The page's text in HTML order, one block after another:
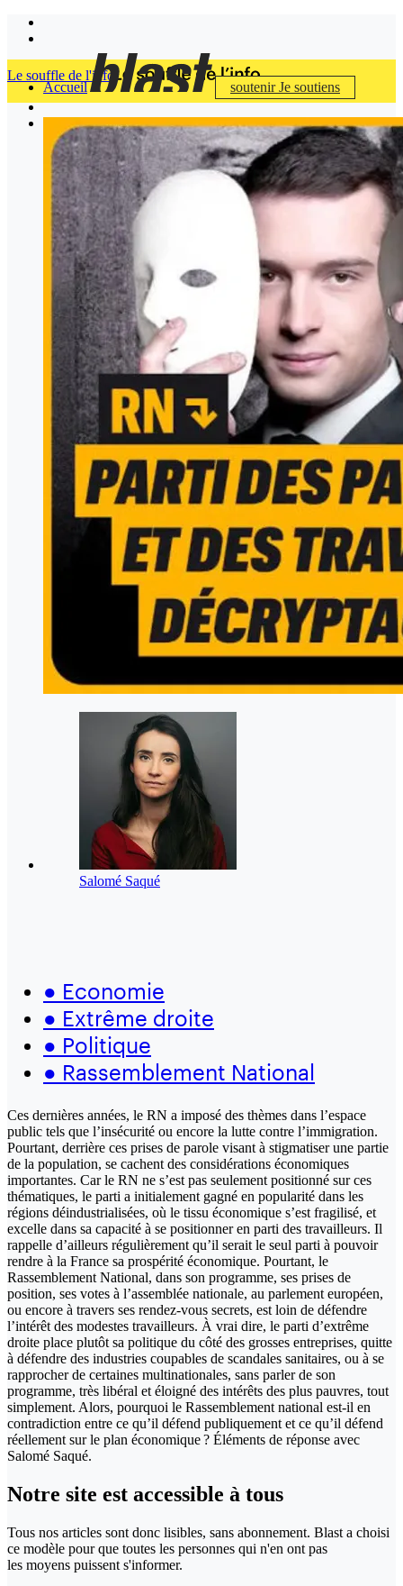
Accueil soutenirJe soutiens
Le souffle de l'info
Salomé Saqué
● Economie
● Extrême droite
● Politique
● Rassemblement National
Ces dernières années, le RN a imposé des thèmes dans l’espace
public tels que l’insécurité ou encore la lutte contre l’immigration.
Pourtant, derrière ces prises de parole visant à stigmatiser une partie
de la population, se cachent des considérations économiques
importantes. Car le RN ne s’est pas seulement positionné sur ces
thématiques, le parti a initialement gagné en popularité dans les
régions déindustrialisées, où le tissu économique s’est fragilisé, et
excelle dans sa capacité à se positionner en parti des travailleurs. Il
rappelle d’ailleurs régulièrement qu’il serait le seul parti à pouvoir
rendre à la France sa prospérité économique. Pourtant, le
Rassemblement National, dans son programme, ses prises de
position, ses votes à l’assemblée nationale, au parlement européen,
ou encore à travers ses rendez-vous secrets, est loin de défendre
l’intérêt des modestes travailleurs. À vrai dire, le parti d’extrême
droite place plutôt sa politique du côté des grosses entreprises, quitte
à défendre des industries coupables de scandales sanitaires, ou à se
rapprocher de certaines multinationales, sans parler de son
programme, très libéral et éloigné des intérêts des plus pauvres, tout
simplement. Alors, pourquoi le Rassemblement national est-il en
contradiction entre ce qu’il défend publiquement et ce qu’il défend
réellement sur le plan économique ? Éléments de réponse avec
Salomé Saqué.
Notre site est accessible à tous
Tous nos articles sont donc lisibles, sans abonnement. Blast a choisi
ce modèle pour que toutes les personnes qui n'en ont pas
les moyens puissent s'informer.